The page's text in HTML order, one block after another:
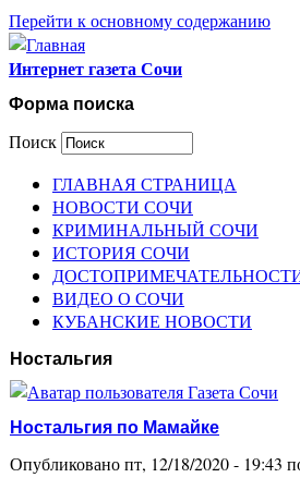
Перейти к основному содержанию
Интернет газета Сочи
Форма поиска
Поиск
ГЛАВНАЯ СТРАНИЦА
НОВОСТИ СОЧИ
КРИМИНАЛЬНЫЙ СОЧИ
ИСТОРИЯ СОЧИ
ВИДЕО О СОЧИ
КУБАНСКИЕ НОВОСТИ
Ностальгия
Ностальгия по Мамайке
Опубликовано пт, 12/18/2020 - 19:43